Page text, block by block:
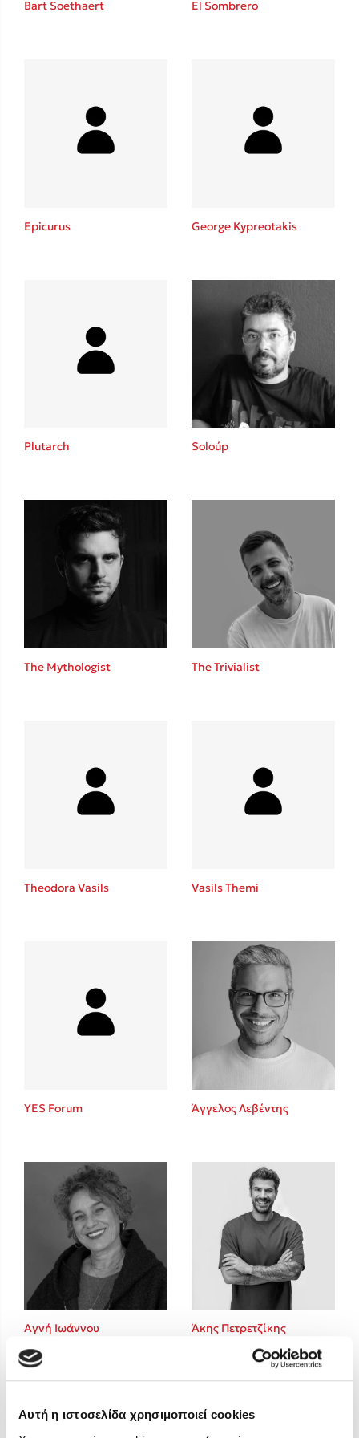
Αυτή η ιστοσελίδα χρησιμοποιεί cookies
Playlist
Το λεξικό της ζωής σου
Ιωάννης Γλωσσόπουλος
Ένας γίγαντας στο σχολείο
Δανάη Δεληγεώργη
Δημοφιλείς Συγγραφείς
Φυστίκι ΠουΚυλάει
Sebastian Fitzek
Κατρίνα Τσάνταλη
Lucinda Riley
Mimi Matthews
Benzamin Bécue
Rebecca Yarros
Teo Benedetti
Τζένη Κουτσοδημητροπούλου
Ali Hazelwood
Cori Doerrfeld
Pierdomenico Baccalario
Δανάη Ιμπραχήμ
Bart Soethaert El Sombrero
Epicurus George Kypreotakis
Plutarch Soloúp
The Mythologist The Trivialist
Theodora Vasils Vasils Themi
YES Forum Άγγελος Λεβέντης
Αγνή Ιωάννου Άκης Πετρετζίκης